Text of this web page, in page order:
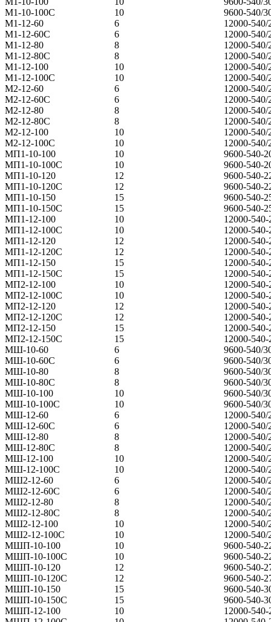
М1-10-100С
10
9600-540/
М1-12-60
6
12000-540/
М1-12-60С
6
12000-540/
М1-12-80
8
12000-540/
М1-12-80С
8
12000-540/
М1-12-100
10
12000-540/
М1-12-100С
10
12000-540/
М2-12-60
6
12000-540/
М2-12-60С
6
12000-540/
М2-12-80
8
12000-540/
М2-12-80С
8
12000-540/
М2-12-100
10
12000-540/
М2-12-100С
10
12000-540/
МП1-10-100
10
9600-540-
МП1-10-100С
10
9600-540-
МП1-10-120
12
9600-540-
МП1-10-120С
12
9600-540-
МП1-10-150
15
9600-540-
МП1-10-150С
15
9600-540-
МП1-12-100
10
12000-540-
МП1-12-100С
10
12000-540-
МП1-12-120
12
12000-540-
МП1-12-120С
12
12000-540-
МП1-12-150
15
12000-540-
МП1-12-150С
15
12000-540-
МП2-12-100
10
12000-540-
МП2-12-100С
10
12000-540-
МП2-12-120
12
12000-540-
МП2-12-120С
12
12000-540-
МП2-12-150
15
12000-540-
МП2-12-150С
15
12000-540-
МШ-10-60
6
9600-540/
МШ-10-60С
6
9600-540/
МШ-10-80
8
9600-540/
МШ-10-80С
8
9600-540/
МШ-10-100
10
9600-540/
МШ-10-100С
10
9600-540/
МШ-12-60
6
12000-540/
МШ-12-60С
6
12000-540/
МШ-12-80
8
12000-540/
МШ-12-80С
8
12000-540/
МШ-12-100
10
12000-540/
МШ-12-100С
10
12000-540/
МШ2-12-60
6
12000-540/
МШ2-12-60С
6
12000-540/
МШ2-12-80
8
12000-540/
МШ2-12-80С
8
12000-540/
МШ2-12-100
10
12000-540/
МШ2-12-100С
10
12000-540/
МШП-10-100
10
9600-540-
МШП-10-100С
10
9600-540-
МШП-10-120
12
9600-540-
МШП-10-120С
12
9600-540-
МШП-10-150
15
9600-540-
МШП-10-150С
15
9600-540-
МШП-12-100
10
12000-540-